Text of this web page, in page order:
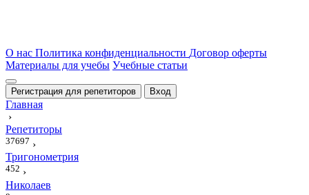
О нас Политика конфиденциальности Договор оферты
Материалы для учебы Учебные статьи
Регистрация для репетиторов Вход
Главная
›
Репетиторы
37697 ›
Тригонометрия
452 ›
Николаев